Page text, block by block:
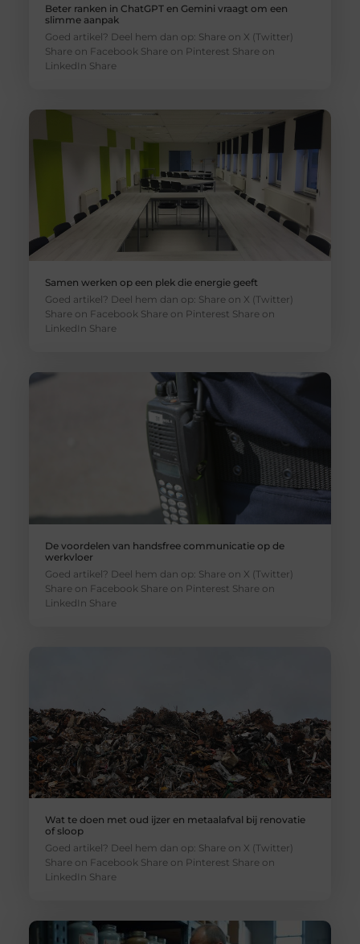
Beter ranken in ChatGPT en Gemini vraagt om een
slimme aanpak
Goed artikel? Deel hem dan op: Share on X (Twitter)
Share on Facebook Share on Pinterest Share on
LinkedIn Share
Samen werken op een plek die energie geeft
Goed artikel? Deel hem dan op: Share on X (Twitter)
Share on Facebook Share on Pinterest Share on
LinkedIn Share
De voordelen van handsfree communicatie op de
werkvloer
Goed artikel? Deel hem dan op: Share on X (Twitter)
Share on Facebook Share on Pinterest Share on
LinkedIn Share
Wat te doen met oud ijzer en metaalafval bij renovatie
of sloop
Goed artikel? Deel hem dan op: Share on X (Twitter)
Share on Facebook Share on Pinterest Share on
LinkedIn Share